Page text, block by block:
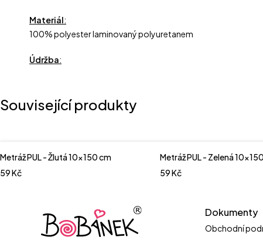
Materiál:
100% polyester laminovaný polyuretanem
Údržba:
Související produkty
Metráž PUL - Žlutá 10x150 cm
59Kč
Metráž PUL - Zelená
59Kč
Dokumenty
Obchodní